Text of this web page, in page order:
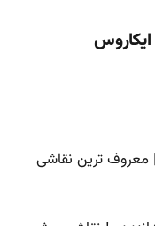
معروف ترین نقاشی